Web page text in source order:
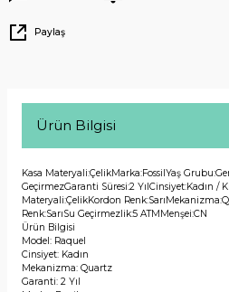
Paylaş
Ürün Bilgisi
Kasa Materyali:ÇelikMarka:FossilYaş
GeçirmezGaranti Süresi:2 YılCinsiyet:Kadın /
Materyali:ÇelikKordon
Renk:SarıSu Geçirmezlik:5 ATMMenşei:CN
Ürün Bilgisi
Model: Raquel
Cinsiyet: Kadın
Mekanizma: Quartz
Garanti: 2 Yıl